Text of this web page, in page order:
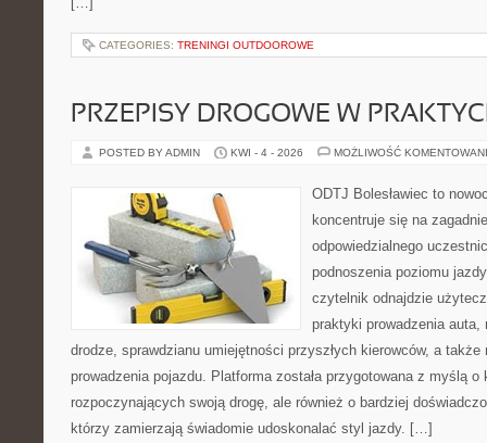
CATEGORIES: TRENINGI OUTDOOROWE
PRZEPISY DROGOWE W
POSTED BY ADMIN KWI - 4 - 2026 MOŻLIWOŚĆ
ODTJ Bolesławiec to
koncentruje się na
odpowiedzialnego
podnoszenia poziomu
czytelnik odnajdzie
praktyki prowadzenia auta,
drodze, sprawdzianu umiejętności przyszłych kierowców, a także
prowadzenia pojazdu. Platforma została przygotowana z myślą o
rozpoczynających swoją drogę, ale również o bardziej
którzy zamierzają świadomie udoskonalać styl jazdy. […]